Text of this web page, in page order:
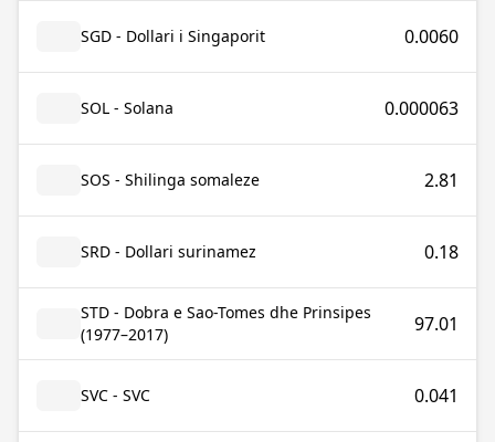
SGD - Dollari i Singaporit 0.0060
SOL - Solana 0.000063
SOS - Shilinga somaleze 2.81
SRD - Dollari surinamez 0.18
STD - Dobra e Sao-Tomes dhe Prinsipes
(1977–2017)
97.01
SVC - SVC 0.041